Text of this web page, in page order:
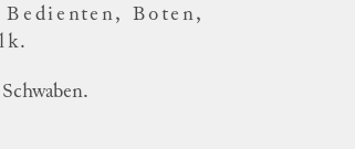
Boten,